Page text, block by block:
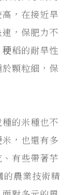
，在接近旱
，保肥力不
稻的耐旱性
顆粒細，保
的米種也不
，也還有多
有些帶著芋
農業技術精